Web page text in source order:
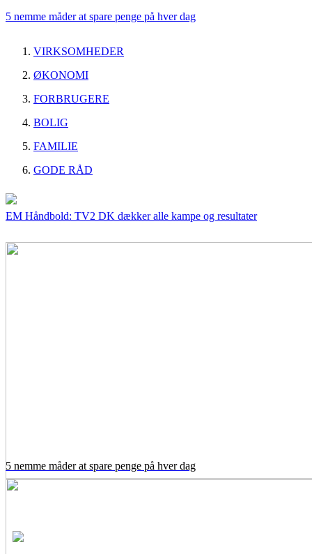
5 nemme måder at spare penge på hver dag
VIRKSOMHEDER
ØKONOMI
FORBRUGERE
BOLIG
FAMILIE
GODE RÅD
EM Håndbold: TV2 DK dækker alle kampe og resultater
5 nemme måder at spare penge på hver dag